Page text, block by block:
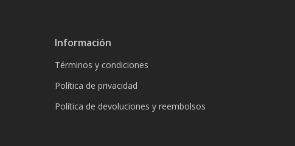
Información
Términos y condiciones
Política de privacidad
Política de devoluciones y reembolsos